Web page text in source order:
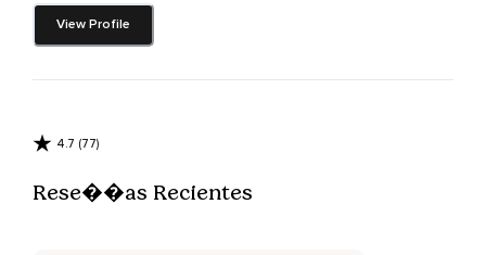
Haz esto hasta que tu atención se encuentre anclada a la
respiración,
suavemente,
Es inevitable que existan pensamientos pero los
View Profile
4.7 (77)
Rese��as Recientes